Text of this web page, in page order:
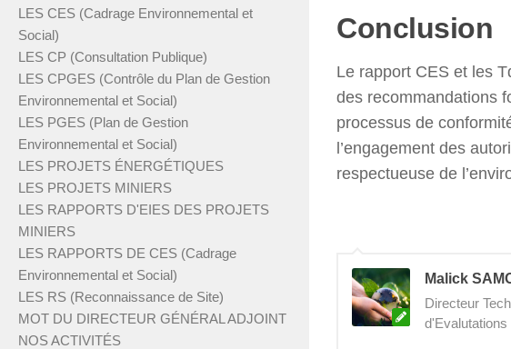
Conclusion
Le rapport CES et les
des recommandations
processus de
l’engagement des
respectueuse de
Malick
Directeur
LES CES (Cadrage Environnemental et
Social)
LES CP (Consultation Publique)
LES CPGES (Contrôle du Plan de Gestion
Environnemental et Social)
LES PGES (Plan de Gestion
Environnemental et Social)
LES PROJETS ÉNERGÉTIQUES
LES PROJETS MINIERS
LES RAPPORTS D'EIES DES PROJETS
MINIERS
LES RAPPORTS DE CES (Cadrage
Environnemental et Social)
LES RS (Reconnaissance de Site)
MOT DU DIRECTEUR GÉNÉRAL ADJOINT
NOS ACTIVITÉS